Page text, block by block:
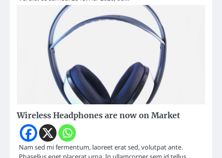
Wireless Headphones are now on Market
Nam sed mi fermentum, laoreet erat sed, volutpat ante.